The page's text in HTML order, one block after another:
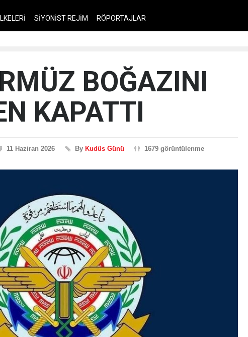
SİYONİST REJİM RÖPORTAJLAR
BOĞAZINI
KAPATTI
11 Haziran 2026 By Kudüs Günü 1679 görüntülenme